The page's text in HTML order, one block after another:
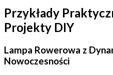
Przykłady
Projekty DIY
Lampa Rowerowa z
Nowoczesności